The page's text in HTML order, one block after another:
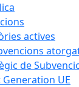
actives
de
Generation UE